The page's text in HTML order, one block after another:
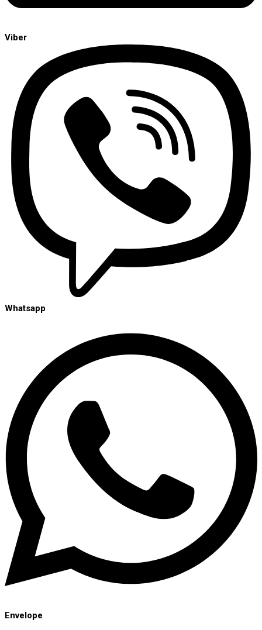
Viber
Whatsapp
Envelope